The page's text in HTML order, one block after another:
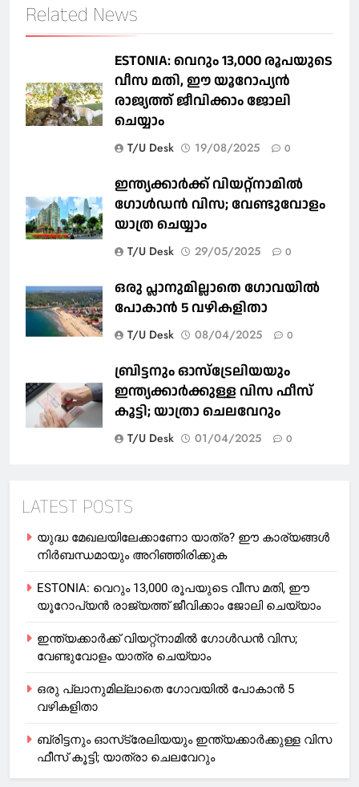
Related News
ESTONIA: വെറും 13,000 രൂപയുടെ
വീസ മതി, ഈ യൂറോപ്യന്‍
രാജ്യത്ത് ജീവിക്കാം ജോലി
ചെയ്യാം
T/U Desk 19/08/2025 0
ഇന്ത്യക്കാർക്ക് വിയറ്റ്‌നാമില്‍
ഗോള്‍ഡന്‍ വിസ; വേണ്ടുവോളം
യാത്ര ചെയ്യാം
T/U Desk 29/05/2025 0
ഒരു പ്ലാനുമില്ലാതെ ഗോവയില്‍
പോകാൻ 5 വഴികളിതാ
T/U Desk 08/04/2025 0
ബ്രിട്ടനും ഓസ്‌ട്രേലിയയും
ഇന്ത്യക്കാര്‍ക്കുള്ള വിസ ഫീസ്
കൂട്ടി; യാത്രാ ചെലവേറും
T/U Desk 01/04/2025 0
LATEST POSTS
യുദ്ധ മേഖലയിലേക്കാണോ യാത്ര? ഈ കാര്യങ്ങള്‍
നിര്‍ബന്ധമായും അറിഞ്ഞിരിക്കുക
ESTONIA: വെറും 13,000 രൂപയുടെ വീസ മതി, ഈ
യൂറോപ്യന്‍ രാജ്യത്ത് ജീവിക്കാം ജോലി ചെയ്യാം
ഇന്ത്യക്കാർക്ക് വിയറ്റ്‌നാമില്‍ ഗോള്‍ഡന്‍ വിസ;
വേണ്ടുവോളം യാത്ര ചെയ്യാം
ഒരു പ്ലാനുമില്ലാതെ ഗോവയില്‍ പോകാൻ 5
വഴികളിതാ
ബ്രിട്ടനും ഓസ്‌ട്രേലിയയും ഇന്ത്യക്കാര്‍ക്കുള്ള വിസ
ഫീസ് കൂട്ടി; യാത്രാ ചെലവേറും